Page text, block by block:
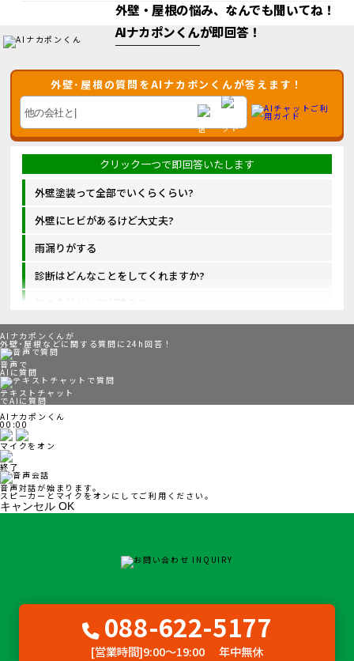
外壁・屋根の悩み、なんでも聞いてね！
AIナカポンくんが即回答！
外壁･屋根の質問をAIナカポンくんが答えます！
外壁塗装って全部でいくらくらい?
外壁にヒビがあるけど大丈夫?
雨漏りがする
診断はどんなことをしてくれますか?
他の会社とは何が違うの?
AIナカポンくんが
外壁･屋根などに関する質問に24h回答！
音声で
AIに質問
テキストチャット
でAIに質問
AIナカポンくん
00:00
マイクをオン
終了
音声対話が始まります。
スピーカーとマイクをオンにしてご利用ください。
キャンセル OK
088-622-5177
[営業時間]9:00～19:00 年中無休